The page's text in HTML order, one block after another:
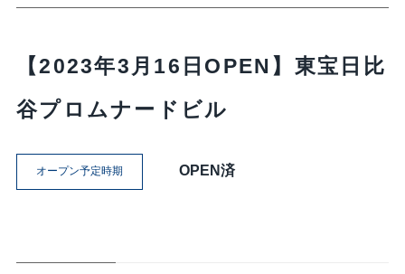
【2023年3月16日OPEN】東宝日比
谷プロムナードビル
オープン予定時期 OPEN済